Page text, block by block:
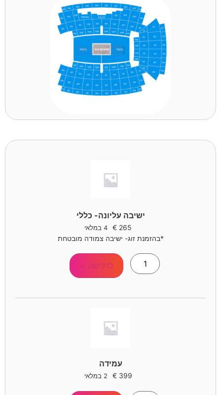
ישיבה עליונה- כללי
265
€ 4 במלאי
*בהזמנת זוג- ישיבה צמודה מובטחת
לרכישה >
עמידה
399
€ 2 במלאי